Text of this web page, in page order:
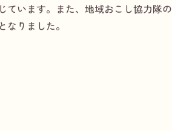
ています。また、地域おこし協力隊の
りました。